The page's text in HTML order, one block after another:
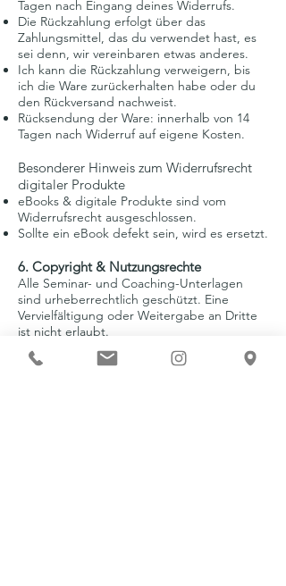
Tagen nach Eingang deines Widerrufs.
Die Rückzahlung erfolgt über das
Zahlungsmittel, das du verwendet hast, es
sei denn, wir vereinbaren etwas anderes.
Ich kann die Rückzahlung verweigern, bis
ich die Ware zurückerhalten habe oder du
den Rückversand nachweist.
Rücksendung der Ware: innerhalb von 14
Tagen nach Widerruf auf eigene Kosten.
Besonderer Hinweis zum Widerrufsrecht
digitaler Produkte
eBooks & digitale Produkte sind vom
Widerrufsrecht ausgeschlossen.
Sollte ein eBook defekt sein, wird es ersetzt.
6. Copyright & Nutzungsrechte
Alle Seminar- und Coaching-Unterlagen
sind urheberrechtlich geschützt. Eine
Vervielfältigung oder Weitergabe an Dritte
ist nicht erlaubt.
7. Haftung & Schadensersatz